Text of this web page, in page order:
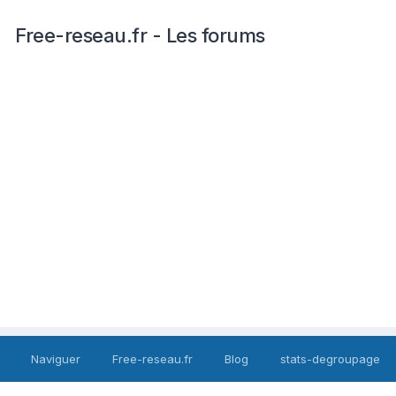
Free-reseau.fr - Les forums
Naviguer Free-reseau.fr Blog stats-degroupage